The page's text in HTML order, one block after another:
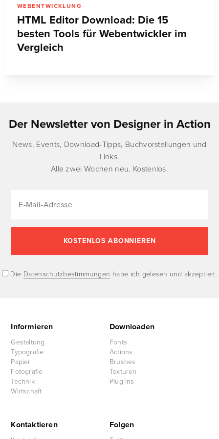
WEBENTWICKLUNG
HTML Editor Download: Die 15
besten Tools für Webentwickler im
Vergleich
Der Newsletter von Designer in Action
News, Events, Download-Tipps, Buchvorstellungen und
Links.
Alle zwei Wochen neu. Kostenlos.
Die Datenschutzbestimmungen habe ich gelesen und akzeptiert.
Informieren
Gestaltung
Typografie
Papier
Fotografie
Technik
Wirtschaft
Downloaden
Fonts
Actions
Brushes
Texturen
Plug-ins
Kontaktieren Folgen